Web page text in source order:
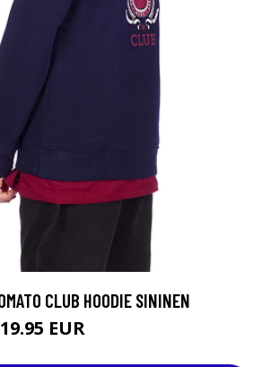
CLUB HOODIE SININEN
19.95 EUR